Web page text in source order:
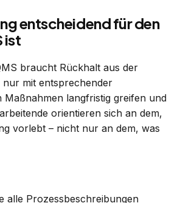
entscheidend für den
ist
braucht Rückhalt aus der
nur mit entsprechender
langfristig greifen und
orientieren sich an dem,
vorlebt – nicht nur an dem, was
alle Prozessbeschreibungen